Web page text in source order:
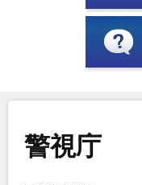
警視庁